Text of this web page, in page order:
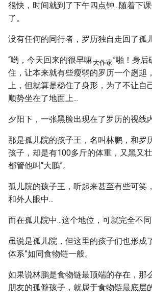
很快，时间就到了下午四点钟...随着下
了。
没有任何的同行者，罗历独自走回了孤
“哟，今天回来的很早嘛大作家”啪！身后
住，让本来就有些瘦弱的罗历一个趔趄
上，但就算是稳住了身形，为了不让自
顺势坐在了地面上...
夕阳下，一张黑脸出现在了罗历的视线
那是孤儿院的孩子王，名叫林鹏，和罗
孩子，却是有100多斤的体重，又黑又
都管他叫“大鹏”。
孤儿院的孩子王，听起来甚至有些可笑
和外人眼中...
而在孤儿院中...这个地位，可就完全不同
虽说是孤儿院，但这里的孩子们也形成
体系”如同食物链一般。
如果说林鹏是食物链最顶端的存在，那
朋友的孤僻孩子，就属于食物链最底层